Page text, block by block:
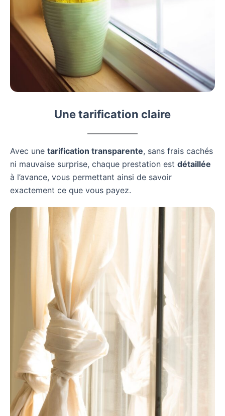
Une tarification claire
Avec une tarification transparente, sans frais cachés
ni mauvaise surprise, chaque prestation est détaillée
à l’avance, vous permettant ainsi de savoir
exactement ce que vous payez.